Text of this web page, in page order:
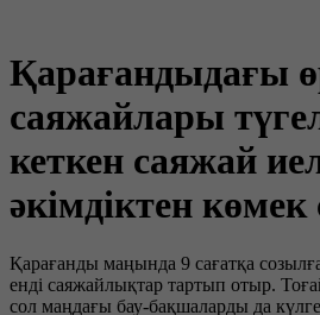
Қарағандыдағы
саяжайлары
кеткен саяжай
әкімдіктен
Қарағанды маңында 9 сағатқа
енді саяжайлықтар тартып отыр.
сол маңдағы бау-бақшаларды да